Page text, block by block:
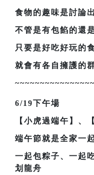
食物的趣味是討論
不管是有包餡的還
只要是好吃好玩的
就會有各自擁護的
6/19下午場
【小虎過端午】、
端午節就是全家一
一起包粽子、一起
划龍舟